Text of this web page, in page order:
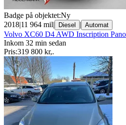
Badge på objektet:Ny
2018|11 964 mil| Diesel | Automat
Volvo XC60 D4 AWD Inscription
Inkom 32 min sedan
Pris:319 800 kr,.